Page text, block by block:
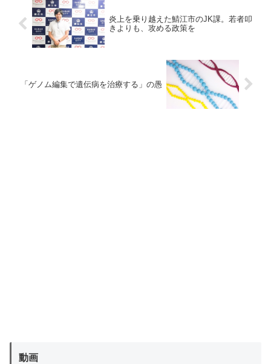
炎上を乗り越えた鯖江市のJK課。若者叩
きよりも、攻める政策を
「ゲノム編集で遺伝病を治療する」の愚
動画